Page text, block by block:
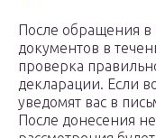
После обращения в
документов в
проверка
декларации. Если
уведомят вас в
После донесения